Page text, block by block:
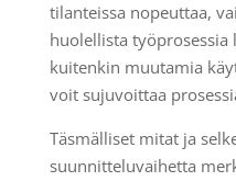
tilanteissa nopeuttaa,
huolellista työprosessia
kuitenkin muutamia
voit sujuvoittaa
Täsmälliset mitat ja
suunnitteluvaihetta